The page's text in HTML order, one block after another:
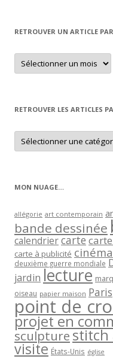
RETROUVER UN ARTICLE
Retrouver
un
article
RETROUVER LES ARTICLES
Retrouver
les
articles
MON NUAGE…
allégorie art contemporain
bande dessinée
calendriercarte
carte à publicité cinéma
deuxième guerre mondiale
jardin lecture
oiseau papier maison Paris
point de
projet en
sculpturestitch
visite États-Unis église